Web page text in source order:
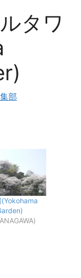
タワ
部